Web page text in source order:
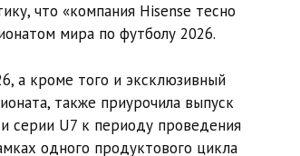
что «компания Hisense тесно
мира по футболу 2026.
а кроме того и эксклюзивный
также приурочила выпуск
серии U7 к периоду проведения
одного продуктового цикла